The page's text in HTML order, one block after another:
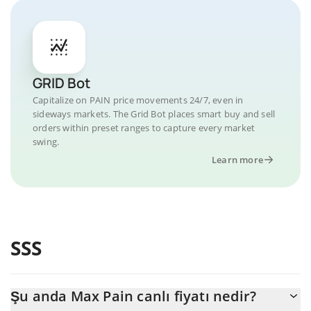
GRID Bot
Capitalize on PAIN price movements 24/7, even in
sideways markets. The Grid Bot places smart buy and sell
orders within preset ranges to capture every market
swing.
Learn more
SSS
Şu anda Max Pain canlı fiyatı nedir?